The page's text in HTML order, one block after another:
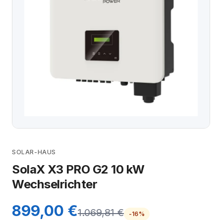
SOLAR-HAUS
SolaX X3 PRO G2 10 kW
Wechselrichter
899,00 €1.069,81 €
-16%